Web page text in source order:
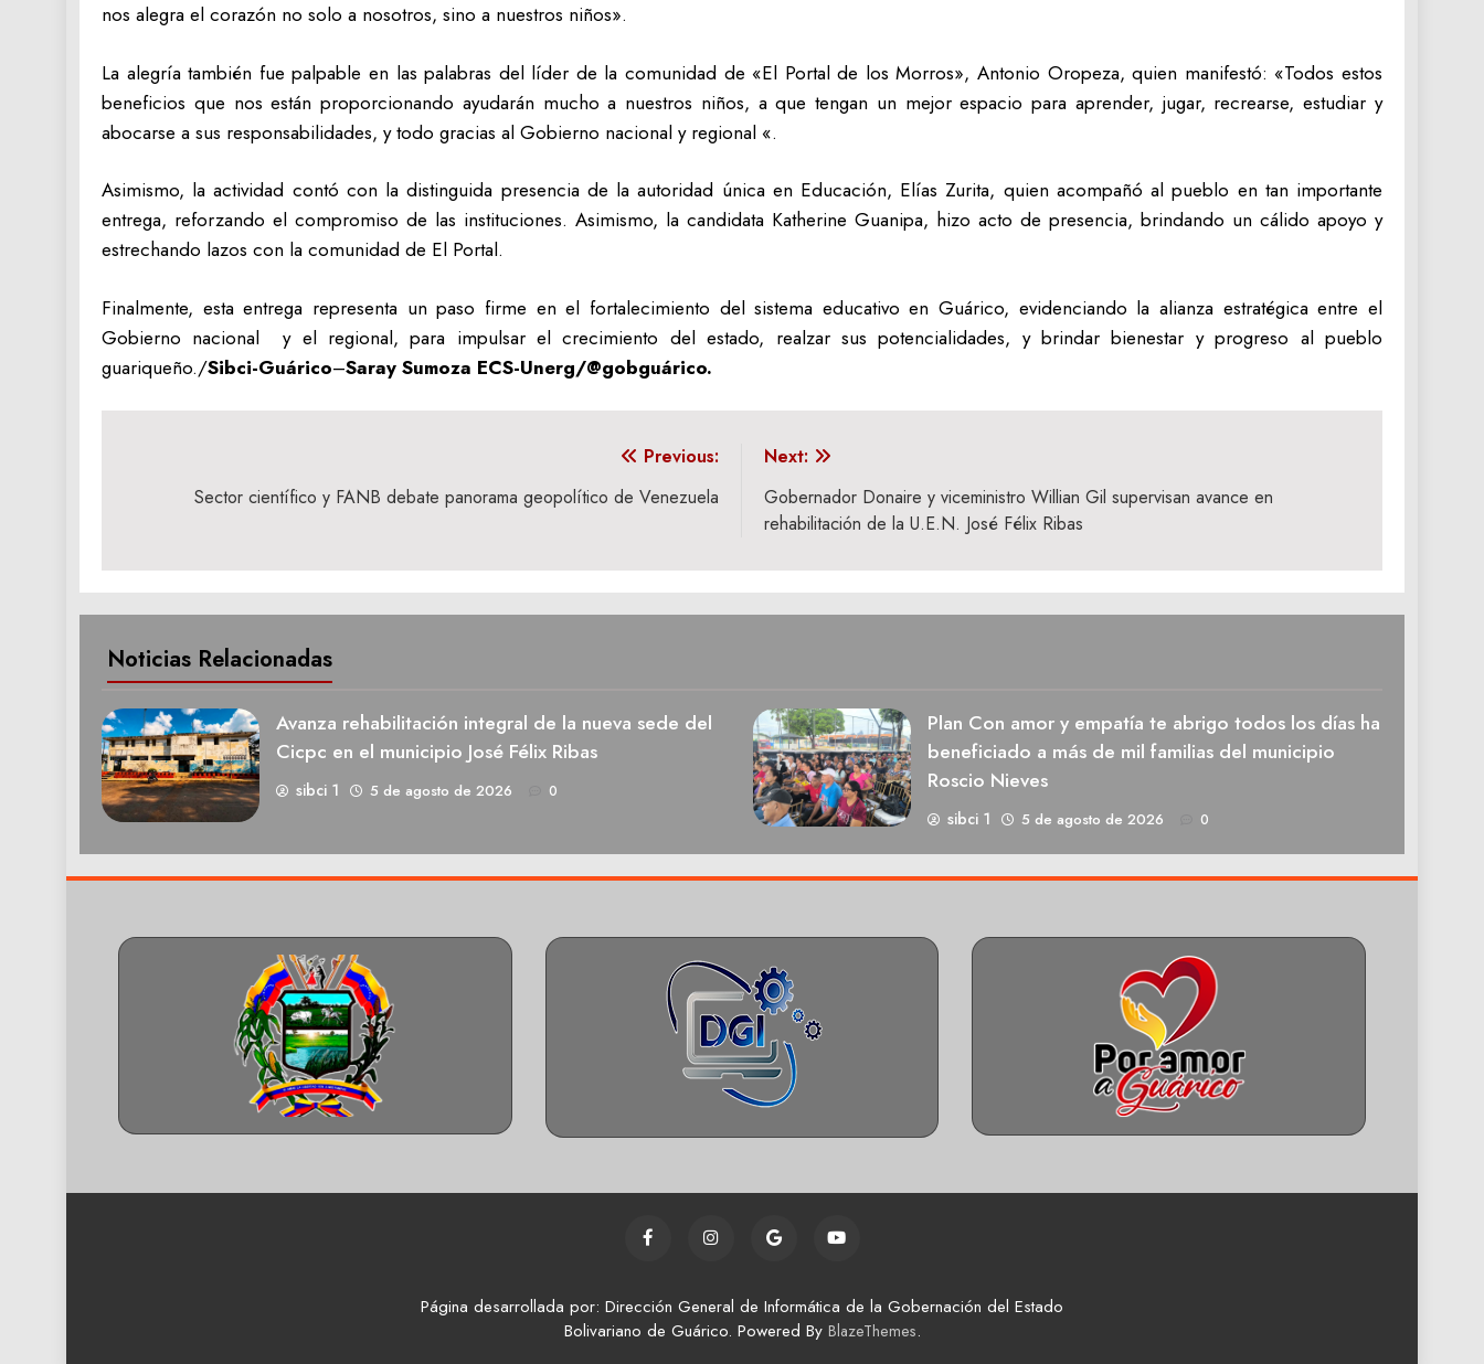
nos alegra el corazón no solo a nosotros, sino a nuestros niños».
‎La alegría también fue palpable en las palabras del líder de la comunidad de «El Portal de los Morros», Antonio Oropeza, quien manifestó: «Todos estos
beneficios que nos están proporcionando ayudarán mucho a nuestros niños, a que tengan un mejor espacio para aprender, jugar, recrearse, estudiar y
abocarse a sus responsabilidades, y todo gracias al Gobierno nacional y regional «.
‎Asimismo, la actividad contó con la distinguida presencia de la autoridad única en Educación, Elías Zurita, quien acompañó al pueblo en tan importante
entrega, reforzando el compromiso de las instituciones. Asimismo, la candidata Katherine Guanipa, hizo acto de presencia, brindando un cálido apoyo y
estrechando lazos con la comunidad de El Portal.
‎Finalmente, esta entrega representa un paso firme en el fortalecimiento del sistema educativo en Guárico, evidenciando la alianza estratégica entre el
Gobierno nacional y el regional, para impulsar el crecimiento del estado, realzar sus potencialidades, y brindar bienestar y progreso al pueblo
guariqueño./Sibci-Guárico–Saray Sumoza ECS-Unerg/@gobguárico.
Previous:
Sector científico y FANB debate panorama geopolítico de Venezuela
Next:
‎Gobernador Donaire y viceministro Willian Gil supervisan avance en
rehabilitación de la U.E.N. José Félix Ribas
Noticias Relacionadas
Avanza rehabilitación integral de la nueva sede del
Cicpc en el municipio José Félix Ribas
sibci 1 5 de agosto de 2026 0
Plan Con amor y empatía te abrigo todos los días ha
beneficiado a más de mil familias del municipio
Roscio Nieves
sibci 1 5 de agosto de 2026 0
Página desarrollada por: Dirección General de Informática de la Gobernación del Estado
Bolivariano de Guárico. Powered By BlazeThemes.